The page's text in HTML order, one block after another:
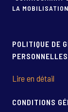
LA
POLITIQUE DE
Lire en détail
CONDITIONS